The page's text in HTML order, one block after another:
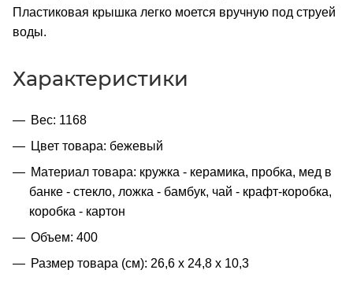
Пластиковая крышка легко моется вручную под струей
воды.
Характеристики
Вес: 1168
Цвет товара: бежевый
Материал товара: кружка - керамика, пробка, мед в
банке - стекло, ложка - бамбук, чай - крафт-коробка,
коробка - картон
Объем: 400
Размер товара (см): 26,6 х 24,8 х 10,3